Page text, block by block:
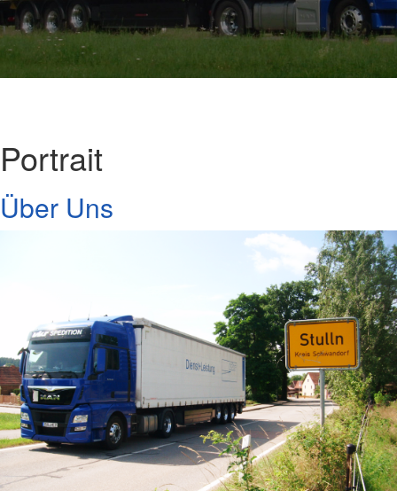
Portrait
Über Uns